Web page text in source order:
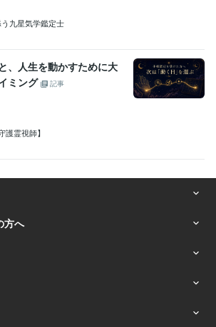
九星気学鑑定士
、人生を動かすために大
ミング
記事
護霊視師】